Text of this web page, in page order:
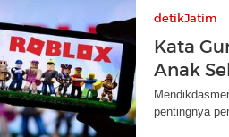
detikJatim
Kata
Anak
pentingnya